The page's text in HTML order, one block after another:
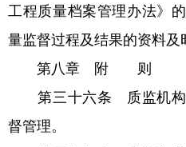
工程质量档案管理办法》
量监督过程及结果的资料及
第八章 附 则
第三十六条 质监机构
督管理。